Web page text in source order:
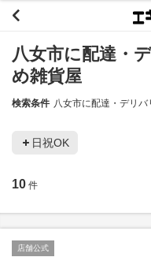
八女市に配達・
め雑貨屋
検索条件 八女市に配達・デリバ
日祝OK
10 件
店舗公式